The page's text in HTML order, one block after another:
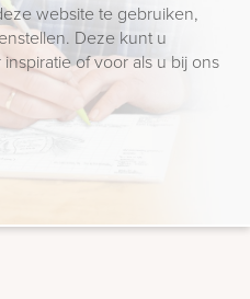
website te gebruiken,
Deze kunt u
of voor als u bij ons